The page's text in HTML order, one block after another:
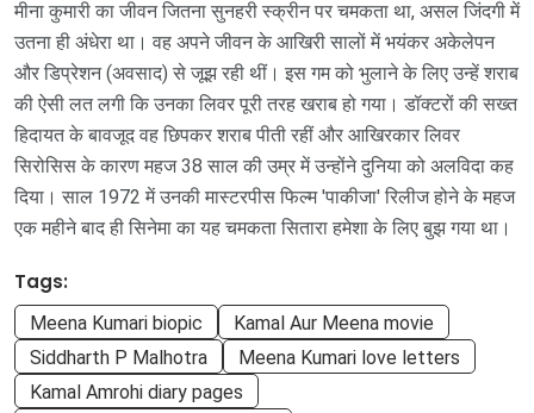
मीना कुमारी का जीवन जितना सुनहरी स्क्रीन पर चमकता था, असल जिंदगी में
उतना ही अंधेरा था। वह अपने जीवन के आखिरी सालों में भयंकर अकेलेपन
और डिप्रेशन (अवसाद) से जूझ रही थीं। इस गम को भुलाने के लिए उन्हें शराब
की ऐसी लत लगी कि उनका लिवर पूरी तरह खराब हो गया। डॉक्टरों की सख्त
हिदायत के बावजूद वह छिपकर शराब पीती रहीं और आखिरकार लिवर
सिरोसिस के कारण महज 38 साल की उम्र में उन्होंने दुनिया को अलविदा कह
दिया। साल 1972 में उनकी मास्टरपीस फिल्म 'पाकीजा' रिलीज होने के महज
एक महीने बाद ही सिनेमा का यह चमकता सितारा हमेशा के लिए बुझ गया था।
Tags:
Meena Kumari biopic
Kamal Aur Meena movie
Siddharth P Malhotra
Meena Kumari love letters
Kamal Amrohi diary pages